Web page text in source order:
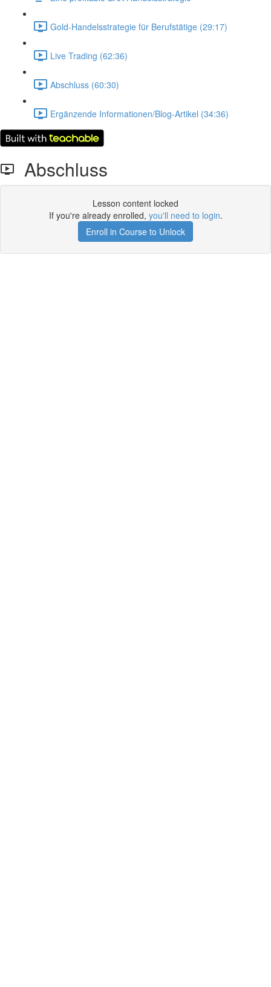
Gold-Handelsstrategie für Berufstätige (29:17)
Live Trading (62:36)
Abschluss (60:30)
Ergänzende Informationen/Blog-Artikel (34:36)
Abschluss
Lesson content locked
If you're already enrolled, you'll need to login.
Enroll in Course to Unlock